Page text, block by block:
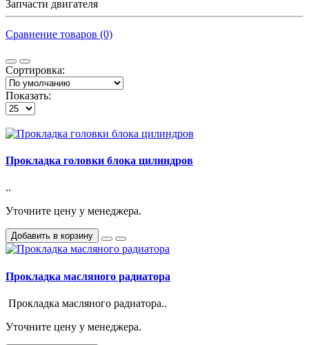
Запчасти двигателя
Сравнение товаров (0)
Сортировка:
Показать:
Прокладка головки блока цилиндров
..
Уточните цену у менеджера.
Добавить в корзину
Прокладка масляного радиатора
Прокладка масляного радиатора..
Уточните цену у менеджера.